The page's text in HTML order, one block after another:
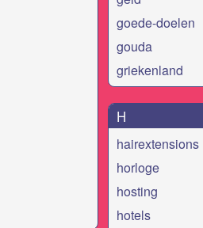
goede-doelen
gouda
griekenland
H
hairextensions
horloge
hosting
hotels